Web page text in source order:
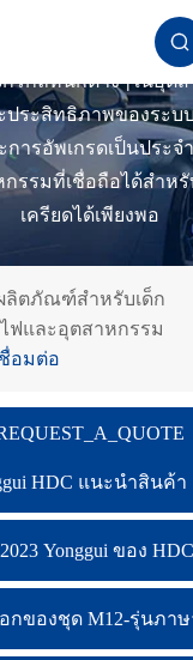

อุตสาหกรรมที่ทันสมัย
กรรม
มีบทบาทสำคัญ
กรกลหนักต่างๆในอุต
ระสิทธิภาพของระบ
การอัพเกรดเป็นประ
รรมที่เชื่อถือได้สำหรั
เครียดได้เพียงพอ
ที่ครอบคลุมโปรดค
ลิตภัณฑ์สำหรับเด็ก
ฟและอุตสาหกรรม
อมต่อ
HDC แนะนำสินค้า
Yonggui ของ HDC
กของชุด M12-รุ่นภา